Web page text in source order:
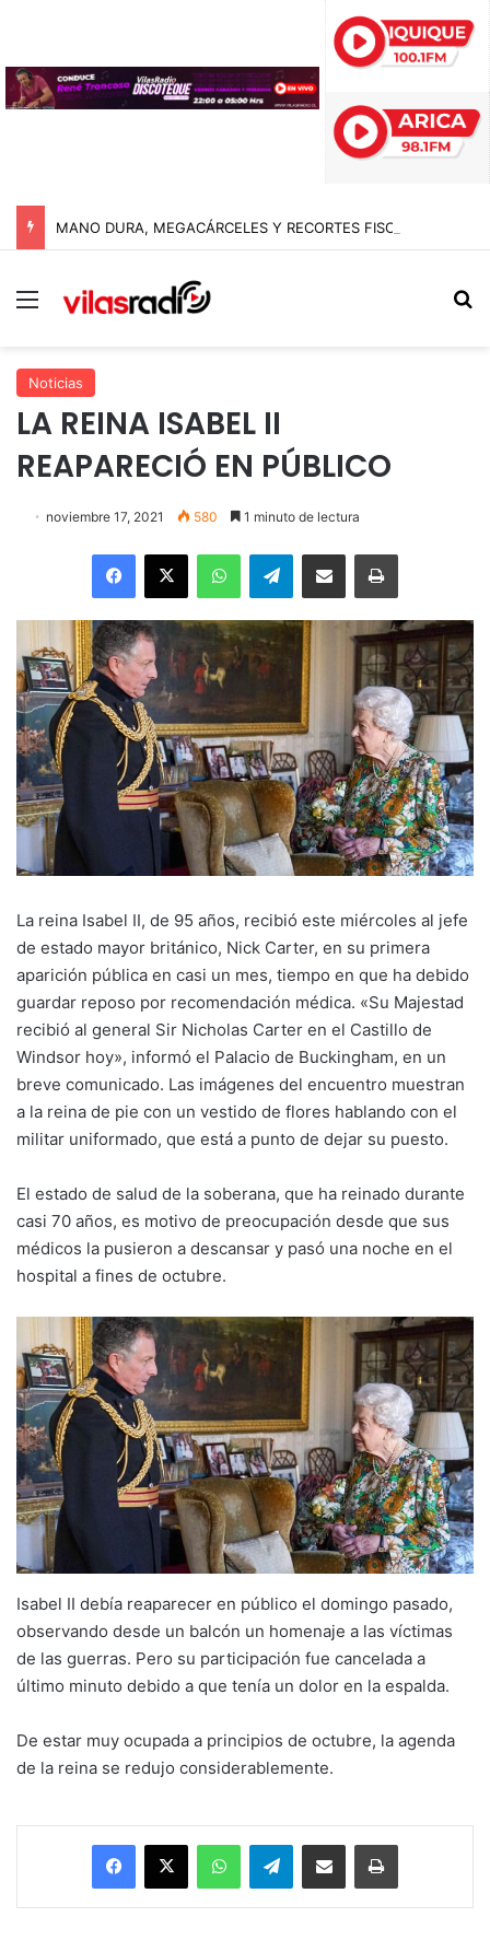
Menú
Noticias
LA REINA ISABEL II
REAPARECIÓ EN PÚBLICO
noviembre 17, 2021 580 1 minuto de lectura
Facebook
X WhatsAppTelegramEnviar vía email Imprimir
La reina Isabel II, de 95 años, recibió este miércoles al jefe
de estado mayor británico, Nick Carter, en su primera
aparición pública en casi un mes, tiempo en que ha debido
guardar reposo por recomendación médica. «Su Majestad
recibió al general Sir Nicholas Carter en el Castillo de
Windsor hoy», informó el Palacio de Buckingham, en un
breve comunicado. Las imágenes del encuentro muestran
a la reina de pie con un vestido de flores hablando con el
militar uniformado, que está a punto de dejar su puesto.
El estado de salud de la soberana, que ha reinado durante
casi 70 años, es motivo de preocupación desde que sus
médicos la pusieron a descansar y pasó una noche en el
hospital a fines de octubre.
Isabel II debía reaparecer en público el domingo pasado,
observando desde un balcón un homenaje a las víctimas
de las guerras. Pero su participación fue cancelada a
último minuto debido a que tenía un dolor en la espalda.
De estar muy ocupada a principios de octubre, la agenda
de la reina se redujo considerablemente.
Facebook
X WhatsAppTelegramEnviar vía email Imprimir